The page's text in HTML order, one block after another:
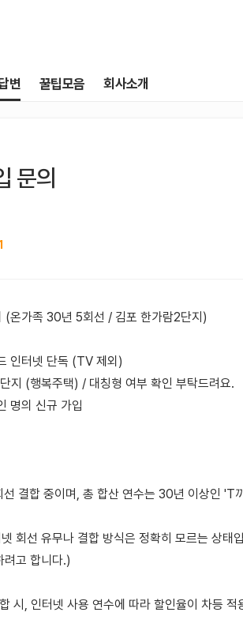
변 꿀팁모음 회사소개
문의
(온가족 30년 5회선 / 김포 한가람2단지)
인터넷 단독 (TV 제외)
지 (행복주택) / 대칭형 여부 확인 부탁드려요.
명의 신규 가입
결합 중이며, 총 합산 연수는 30년 이상인 'T
회선 유무나 결합 방식은 정확히 모르는 상태
려고 합니다.)
시, 인터넷 사용 연수에 따라 할인율이 차등